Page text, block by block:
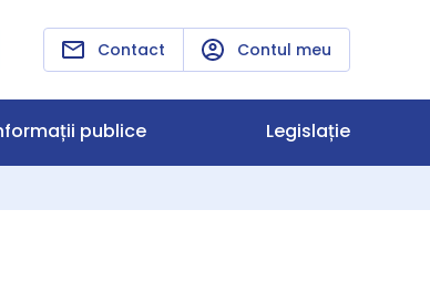
Contact Contul meu
publice Legislație